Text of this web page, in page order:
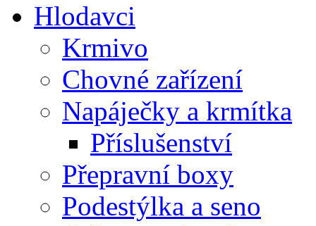
Hlodavci
Krmivo
Chovné zařízení
Napáječky a krmítka
Příslušenství
Přepravní boxy
Podestýlka a seno